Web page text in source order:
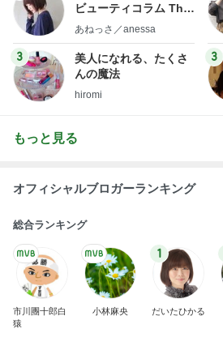
ビューティコラム The
little minimalist's bea
uty colum
あねっさ／anessa
3
美人になれる、たくさ
んの魔法
hiromi
3
もっと見る
オフィシャルブロガーランキング
総合ランキング
市川團十郎白
猿
小林麻央
1
だいたひかる